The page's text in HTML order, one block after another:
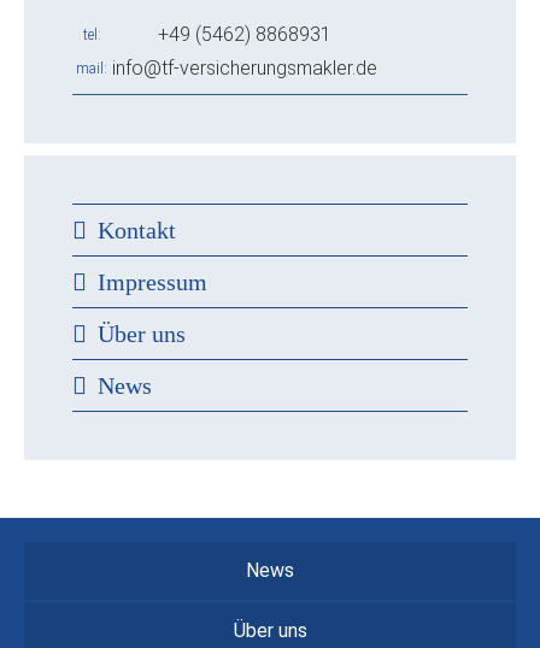
tel +49 (5462) 8868931
mail info@tf-versicherungsmakler.de
Kontakt
Impressum
Über uns
News
News
Über uns